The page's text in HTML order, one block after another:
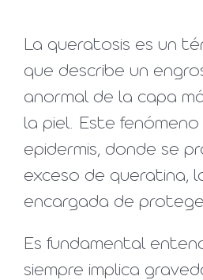
La queratosis es un
que describe un
anormal de la capa
la piel. Este
epidermis, donde se
exceso de queratina,
encargada de
Es fundamental
siempre implica